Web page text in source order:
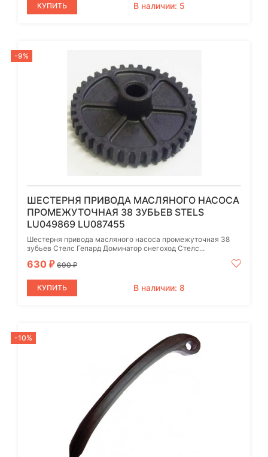
КУПИТЬ В наличии: 5
-9%
ШЕСТЕРНЯ ПРИВОДА МАСЛЯНОГО НАСОСА
ПРОМЕЖУТОЧНАЯ 38 ЗУБЬЕВ STELS
LU049869 LU087455
Шестерня привода масляного насоса промежуточная 38
зубьев Стелс Гепард Доминатор снегоход Стелс...
630 ₽ 690₽
КУПИТЬ В наличии: 8
-10%